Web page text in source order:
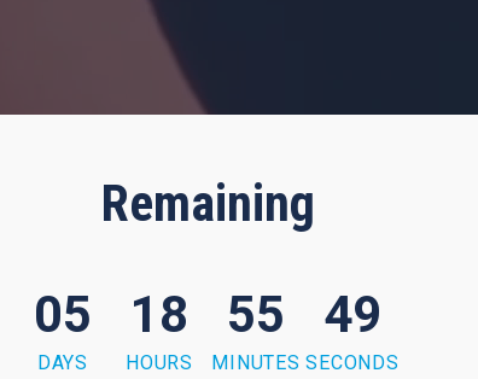
Remaining
05
DAYS
18
HOURS
55
MINUTES
47
SECONDS